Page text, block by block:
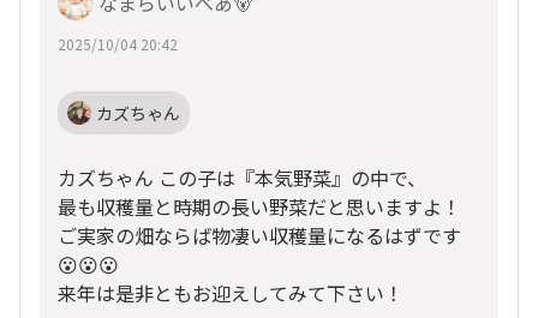
2025/10/04 20:42
カズちゃん
カズちゃん この子は『本気野菜』の中で、
最も収穫量と時期の長い野菜だと思いますよ！
ご実家の畑ならば物凄い収穫量になるはずです
😮😮😮
来年は是非ともお迎えしてみて下さい！